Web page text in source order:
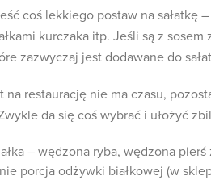
coś lekkiego postaw na sałatkę
kurczaka itp. Jeśli są z
zazwyczaj jest dodawane do
na restaurację nie ma czasu,
da się coś wybrać i ułożyć
– wędzona ryba, wędzona
porcja odżywki białkowej (w